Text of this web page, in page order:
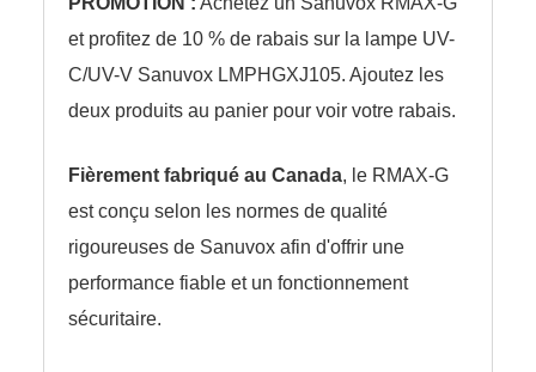
et profitez de 10 % de rabais sur la lampe UV-
C/UV-V Sanuvox LMPHGXJ105. Ajoutez les
deux produits au panier pour voir votre rabais.
Fièrement fabriqué au Canada, le RMAX-G
est conçu selon les normes de qualité
rigoureuses de Sanuvox afin d'offrir une
performance fiable et un fonctionnement
sécuritaire.